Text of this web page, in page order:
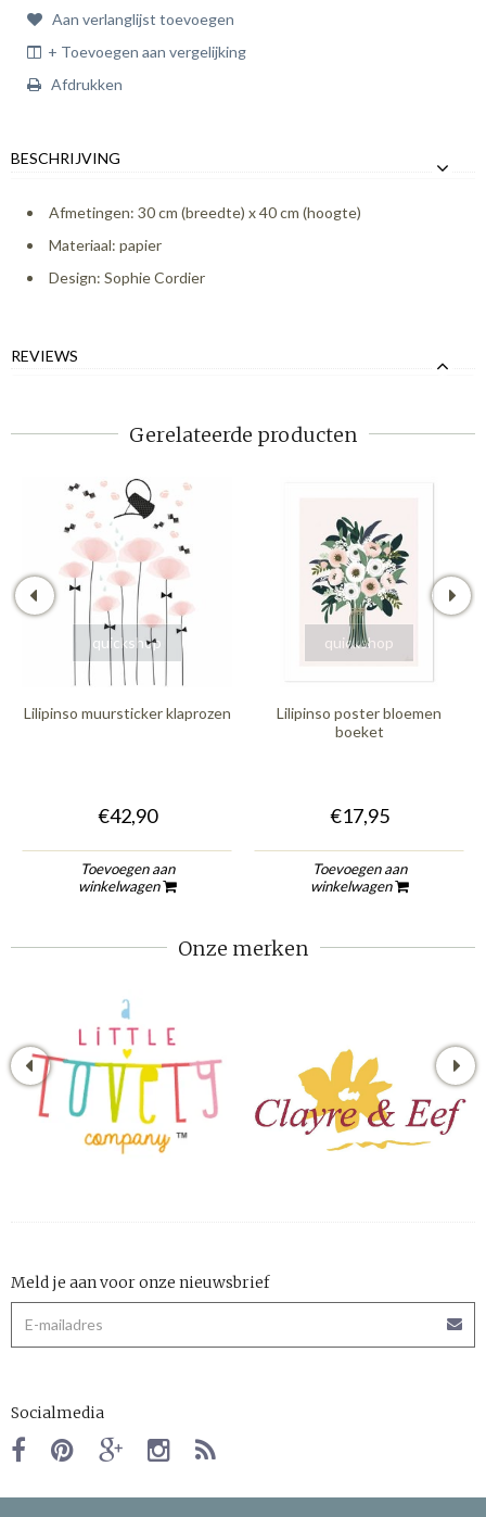
Aan verlanglijst toevoegen
+ Toevoegen aan vergelijking
Afdrukken
BESCHRIJVING
Afmetingen: 30 cm (breedte) x 40 cm (hoogte)
Materiaal: papier
Design: Sophie Cordier
REVIEWS
Gerelateerde producten
quickshop
Lilipinso muursticker klaprozen
€42,90
Toevoegen aan
winkelwagen
quickshop
Lilipinso poster bloemen
boeket
€17,95
Toevoegen aan
winkelwagen
Onze merken
Meld je aan voor onze nieuwsbrief
Socialmedia